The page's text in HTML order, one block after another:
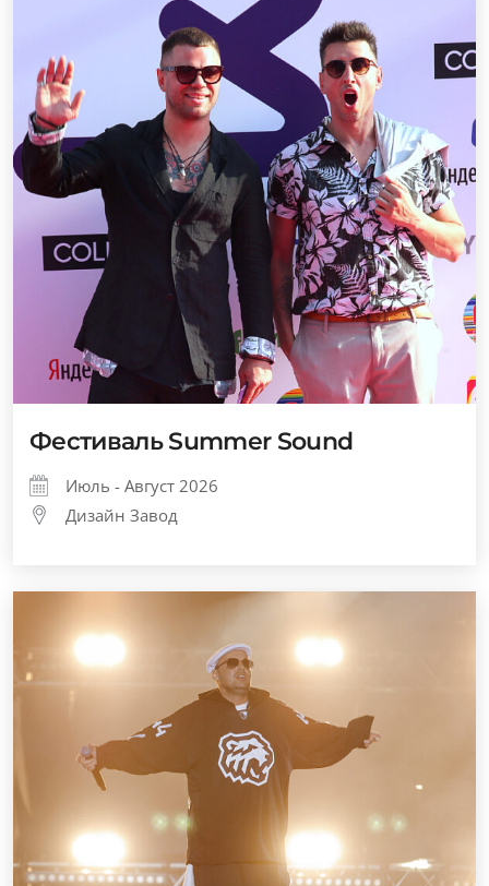
Фестиваль Summer Sound
Июль - Август 2026
Дизайн Завод